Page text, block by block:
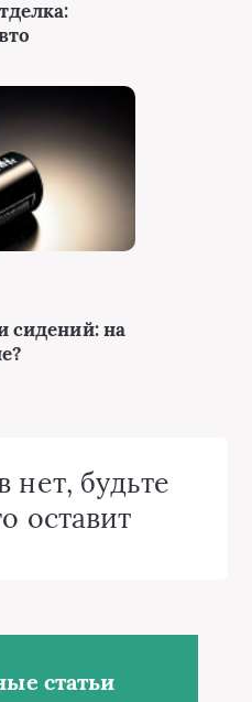
сидений: на
нет, будьте
оставит
статьи